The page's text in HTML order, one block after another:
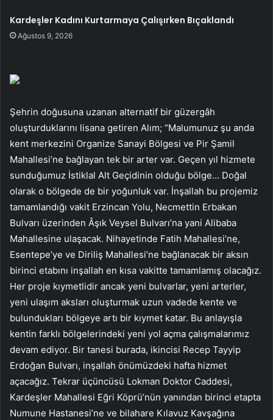
Kardeşler Kadını Kurtarmaya Çalışırken Bıçaklandı
Ağustos 9, 2026
Şehrin doğusuna uzanan alternatif bir güzergâh
oluşturduklarını lisana getiren Alım; “Malumunuz şu anda
kent merkezini Organize Sanayi Bölgesi ve Pir Şamil
Mahallesi’ne bağlayan tek bir arter var. Geçen yıl hizmete
sunduğumuz İstiklal Alt Geçidinin olduğu bölge… Doğal
olarak o bölgede de bir yoğunluk var. İnşallah bu projemiz
tamamlandığı vakit Erzincan Yolu, Necmettin Erbakan
Bulvarı üzerinden Âşık Veysel Bulvarı’na yani Alibaba
Mahallesine ulaşacak. Nihayetinde Fatih Mahallesi’ne,
Esentepe’ye ve Diriliş Mahallesi’ne bağlanacak bir aksın
birinci etabını inşallah en kısa vakitte tamamlamış olacağız.
Her proje kıymetlidir ancak yeni bulvarlar, yeni arterler,
yeni ulaşım aksları oluşturmak uzun vadede kente ve
bulundukları bölgeye artı bir kıymet katar. Bu anlayışla
kentin farklı bölgelerindeki yeni yol açma çalışmalarımız
devam ediyor. Bir tanesi burada, ikincisi Recep Tayyip
Erdoğan Bulvarı, inşallah önümüzdeki hafta hizmet
açacağız. Tekrar üçüncüsü Lokman Doktor Caddesi,
Kardeşler Mahallesi Eğri Köprü’nün yanından birinci etapta
Numune Hastanesi’ne ve bilahare Kılavuz Kavşağına